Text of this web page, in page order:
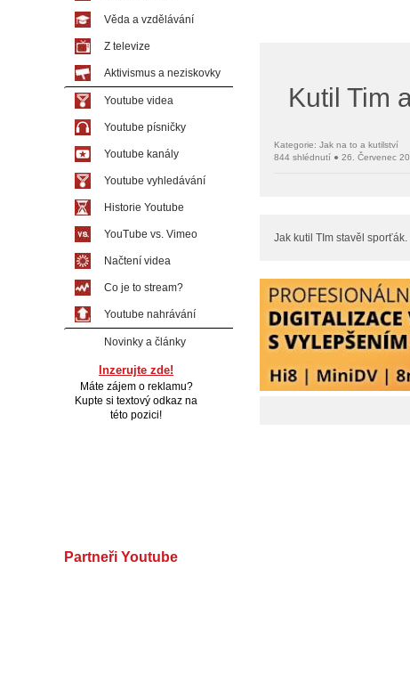
Kutil Tim
Kategorie: Jak na to a kutilství
844 shlédnutí ● 26. Červenec
Jak kutil TIm stavěl sporťák.
Věda a vzdělávání
Z televize
Aktivismus a neziskovky
Youtube videa
Youtube písničky
Youtube kanály
Youtube vyhledávání
Historie Youtube
YouTube vs. Vimeo
Načtení videa
Co je to stream?
Youtube nahrávání
Novinky a články
Inzerujte zde!
Máte zájem o reklamu?
Kupte si textový odkaz na
této pozici!
Partneři Youtube